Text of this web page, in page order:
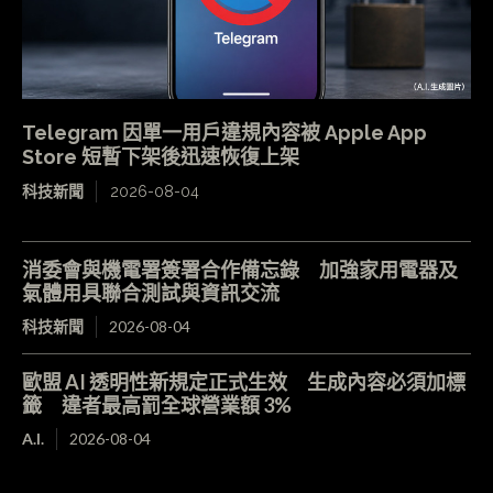
Telegram 因單一用戶違規內容被 Apple App
Store 短暫下架後迅速恢復上架
科技新聞 2026-08-04
消委會與機電署簽署合作備忘錄 加強家用電器及
氣體用具聯合測試與資訊交流
科技新聞 2026-08-04
歐盟 AI 透明性新規定正式生效 生成內容必須加標
籤 違者最高罰全球營業額 3%
A.I. 2026-08-04